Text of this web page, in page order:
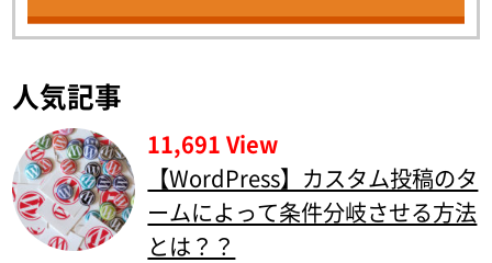
人気記事
11,691 View
【WordPress】カスタム投稿のタ
ームによって条件分岐させる方法
とは？？